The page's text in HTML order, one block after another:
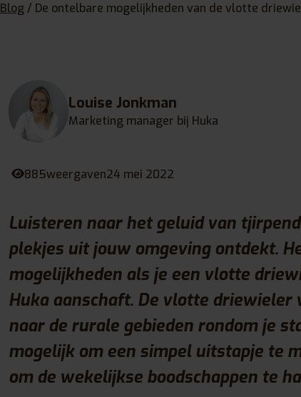
Blog/ De ontelbare mogelijkheden van de vlotte
Louise Jonkman
Marketing manager bij Huka
885weergaven24 mei 2022
Luisteren naar het geluid van
plekjes uit jouw omgeving ontdekt.
mogelijkheden als je een vlotte
Huka aanschaft. De vlotte driewieler
naar de rurale gebieden rondom je
mogelijk om een simpel uitstapje te
om de wekelijkse boodschappen te